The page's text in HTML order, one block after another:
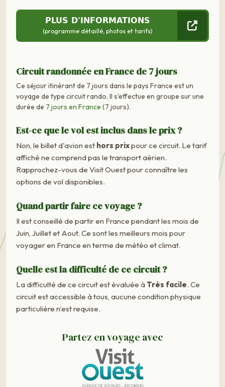
PLUS D'INFORMATIONS
(programme détaillé, photos et tarifs)
Circuit randonnée en France de 7 jours
Ce séjour itinérant de 7 jours dans le pays France est un
voyage de type circuit rando. Il s'effectue en groupe sur une
durée de 7 jours en France (7 jours).
Est-ce que le vol est inclus dans le prix ?
Non, le billet d'avion est hors prixpour ce circuit. Le tarif
affiché ne comprend pas le transport aérien.
Rapprochez-vous de Visit Ouest pour connaître les
options de vol disponibles.
Quand partir faire ce voyage ?
Il est conseillé de partir en France pendant les mois de
Juin, Juillet et Aout. Ce sont les meilleurs mois pour
voyager en France en terme de météo et climat.
Quelle est la difficulté de ce circuit ?
La difficulté de ce circuit est évaluée àTrès facile. Ce
circuit est accessible à tous, aucune condition physique
particulière n'est requise.
Partez en voyage avec